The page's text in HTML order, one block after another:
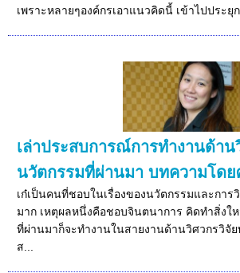
เพราะหลายๆองค์กรเอาแนวคิดนี้ เข้าไปประยุก
เล่าประสบการณ์การทำงานด้า
นวัตกรรมที่ผ่านมา บทความโด
เก๋เป็นคนที่ชอบในเรื่องของนวัตกรรมและกา
มาก เหตุผลหนึ่งคือชอบจินตนาการ คิดทำสิ่งใ
ที่ผ่านมาก็จะทำงานในสายงานด้านวิศวกรวิจั
ส...